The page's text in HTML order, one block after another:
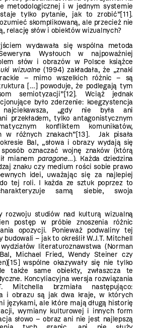
metodologicznej i w jednym systemie
tylko pytanie, jak to zrobić”[11].
skomplikowaną, ale przecież nie
relację słów i obiektów wizualnych?
wydawała się wspólna metoda
Wysłouch w najpoważniej
słów i obrazów w Polsce książce
wizualne (1994) zakładała, że „znaki
– mimo wszelkich różnic – są
[…] powoduje, że podlegają tym
semiotyzacji”[12]. Wciąż jednak
było zderzenie: koegzystencja
najciekawsza, „gdy nie była ani
przekładem, tylko antagonistycznym
konfliktem komunikatów,
w różnych znakach”[13]. Jak pisała
Bal, „słowa i obrazy wydają się
oznaczać wojnę znaków (którą
mianem paragone…). Każda dziedzina
znaku czy medium rości sobie prawo
idei, uważając się za najlepiej
tej roli. I każda ze sztuk poprzez to
samą siebie, swoja
rozwoju studiów nad kulturą wizualną
postęp w próbie znoszenia różnic
opozycji. Ponieważ podwaliny tej
budowali – jak to określił W.J.T. Mitchell
literaturoznawstwa (Norman
Michael Fried, Wendy Steiner czy
[15] wspólne okazywały się nie tylko
także same obiekty, zwłaszcza te
Koncyliacyjna wersja rozwiązania
Mitchella brzmiała następująco:
i obrazu są jak dwa kraje, w których
językami, ale które mają długą historię
wymiany kulturowej i innych form
słowo – obraz ani nie jest najlepszą